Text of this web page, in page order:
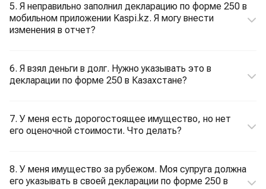
5. Я неправильно заполнил декларацию по форме 250 в
мобильном приложении Kaspi.kz. Я могу внести
изменения в отчет?
6. Я взял деньги в долг. Нужно указывать это в
декларации по форме 250 в Казахстане?
7. У меня есть дорогостоящее имущество, но нет
его оценочной стоимости. Что делать?
8. У меня имущество за рубежом. Моя супруга должна
его указывать в своей декларации по форме 250 в